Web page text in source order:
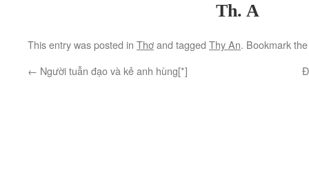
Th. A
This entry was posted in Thơand tagged Thy An. Bookmark
← Người tuẫn đạo và kẻ anh hùng[*]